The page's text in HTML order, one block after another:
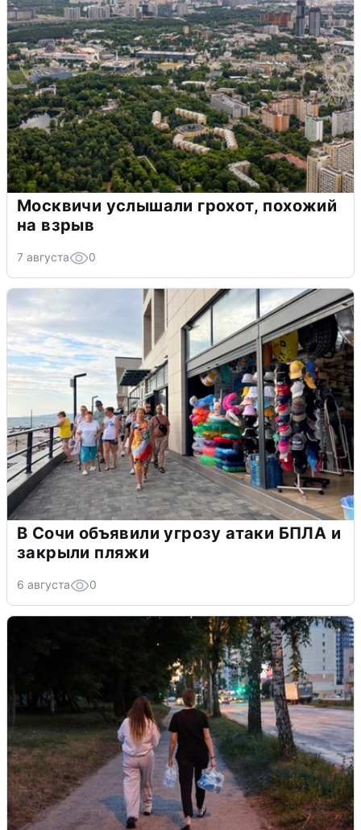
Москвичи услышали грохот, похожий
на взрыв
7 августа 0
В Сочи объявили угрозу атаки БПЛА и
закрыли пляжи
6 августа 0